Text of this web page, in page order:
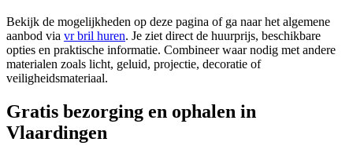
Bekijk de mogelijkheden op deze pagina of ga naar het algemene
aanbod via vr bril huren. Je ziet direct de huurprijs, beschikbare
opties en praktische informatie. Combineer waar nodig met andere
materialen zoals licht, geluid, projectie, decoratie of
veiligheidsmateriaal.
Gratis bezorging en ophalen in
Vlaardingen